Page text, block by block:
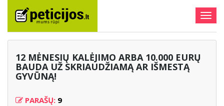
12 MĖNESIŲ KALĖJIMO ARBA 10.000 EURŲ
BAUDA UŽ SKRIAUDŽIAMĄ AR IŠMESTĄ
GYVŪNĄ!
PARAŠŲ: 9